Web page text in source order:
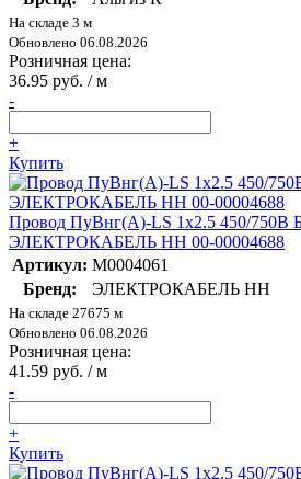
На складе 3 м
Обновлено 06.08.2026
Розничная цена:
36.95 руб. / м
-
+
Купить
Провод ПуВнг(А)-LS 1х2.5 450/750В
ЭЛЕКТРОКАБЕЛЬ НН 00-00004688
Артикул: M0004061
Бренд:
ЭЛЕКТРОКАБЕЛЬ НН
На складе 27675 м
Обновлено 06.08.2026
Розничная цена:
41.59 руб. / м
-
+
Купить